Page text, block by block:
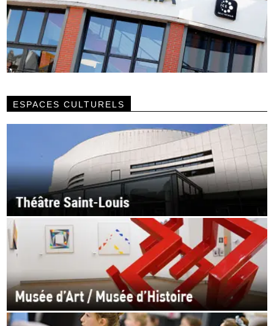
ESPACES CULTURELS